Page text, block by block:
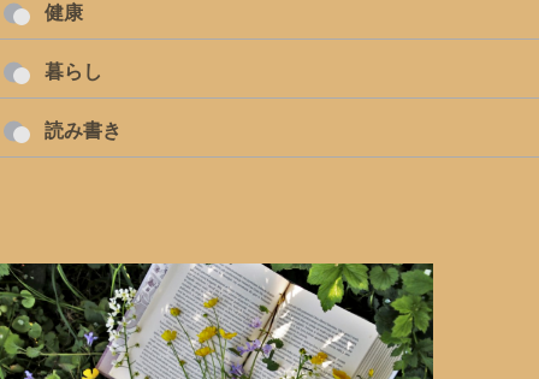
健康
暮らし
読み書き